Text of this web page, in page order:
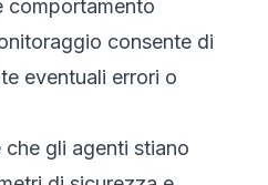
comportamento
consente di
eventuali errori o
che gli agenti stiano